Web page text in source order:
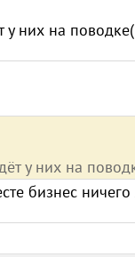
у них на поводке(
у них на
бизнес ничего